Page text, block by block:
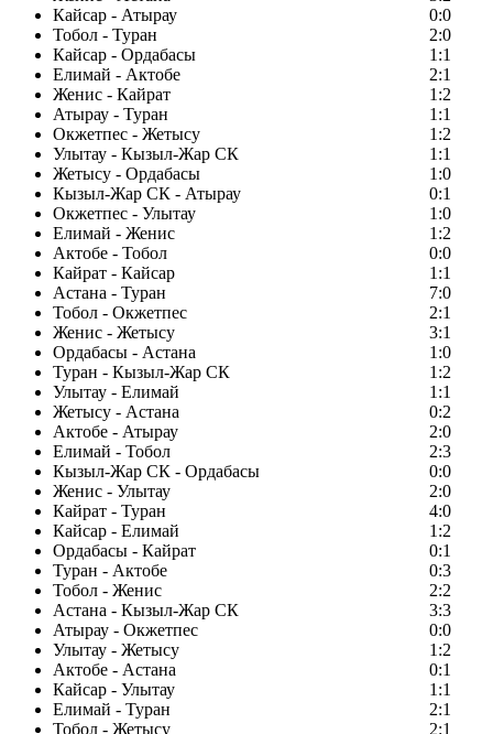
Кайсар - Атырау
0:0
Тобол - Туран
2:0
Кайсар - Ордабасы
1:1
Елимай - Актобе
2:1
Женис - Кайрат
1:2
Атырау - Туран
1:1
Окжетпес - Жетысу
1:2
Улытау - Кызыл-Жар СК
1:1
Жетысу - Ордабасы
1:0
Кызыл-Жар СК - Атырау
0:1
Окжетпес - Улытау
1:0
Елимай - Женис
1:2
Актобе - Тобол
0:0
Кайрат - Кайсар
1:1
Астана - Туран
7:0
Тобол - Окжетпес
2:1
Женис - Жетысу
3:1
Ордабасы - Астана
1:0
Туран - Кызыл-Жар СК
1:2
Улытау - Елимай
1:1
Жетысу - Астана
0:2
Актобе - Атырау
2:0
Елимай - Тобол
2:3
Кызыл-Жар СК - Ордабасы
0:0
Женис - Улытау
2:0
Кайрат - Туран
4:0
Кайсар - Елимай
1:2
Ордабасы - Кайрат
0:1
Туран - Актобе
0:3
Тобол - Женис
2:2
Астана - Кызыл-Жар СК
3:3
Атырау - Окжетпес
0:0
Улытау - Жетысу
1:2
Актобе - Астана
0:1
Кайсар - Улытау
1:1
Елимай - Туран
2:1
Тобол - Жетысу
2:1